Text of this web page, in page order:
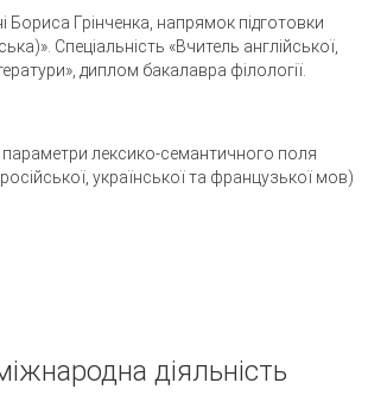
Бориса Грінченка, напрямок підготовки
Спеціальність «Вчитель англійської,
диплом бакалавра філології.
параметри лексико-семантичного поля
російської, української та французької мов)
діяльність